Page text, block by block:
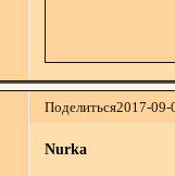
Поделиться2017-09-
Nurka